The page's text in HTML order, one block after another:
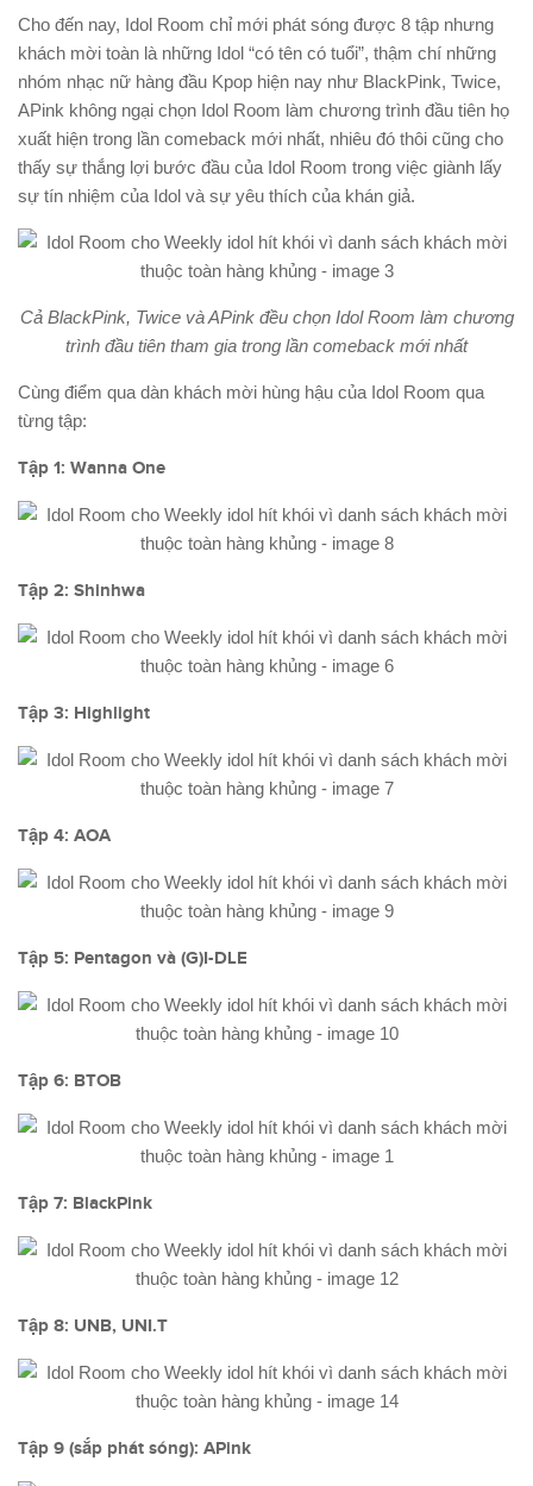
Cho đến nay, Idol Room chỉ mới phát sóng được 8 tập nhưng
khách mời toàn là những Idol “có tên có tuổi”, thậm chí những
nhóm nhạc nữ hàng đầu Kpop hiện nay như BlackPink, Twice,
APink không ngại chọn Idol Room làm chương trình đầu tiên họ
xuất hiện trong lần comeback mới nhất, nhiêu đó thôi cũng cho
thấy sự thắng lợi bước đầu của Idol Room trong việc giành lấy
sự tín nhiệm của Idol và sự yêu thích của khán giả.
Cả BlackPink, Twice và APink đều chọn Idol Room làm chương
trình đầu tiên tham gia trong lần comeback mới nhất
Cùng điểm qua dàn khách mời hùng hậu của Idol Room qua
từng tập:
Tập 1: Wanna One
Tập 2: Shinhwa
Tập 3: Highlight
Tập 4: AOA
Tập 5: Pentagon và (G)I-DLE
Tập 6: BTOB
Tập 7: BlackPink
Tập 8: UNB, UNI.T
Tập 9 (sắp phát sóng): APink